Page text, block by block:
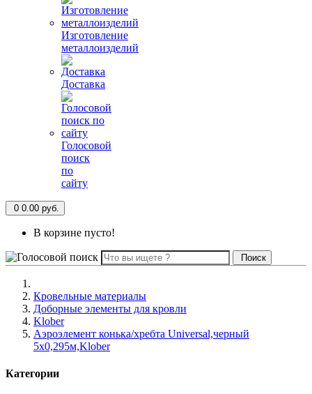
Изготовление
металлоизделий
Доставка
Голосовой
поиск
по
сайту
0 0.00 руб.
В корзине пусто!
Поиск
Кровельные материалы
Доборные элементы для кровли
Klober
Аэроэлемент конька/хребта Universal,черный
5х0,295м,Klober
Категории